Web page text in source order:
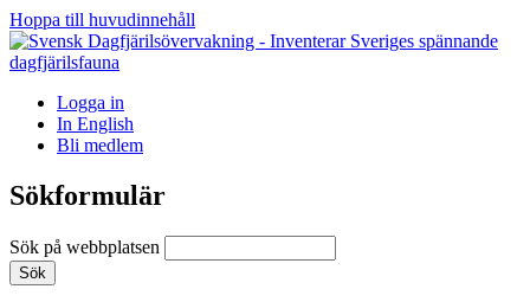
Hoppa till huvudinnehåll
Logga in
In English
Bli medlem
Sökformulär
Sök på webbplatsen